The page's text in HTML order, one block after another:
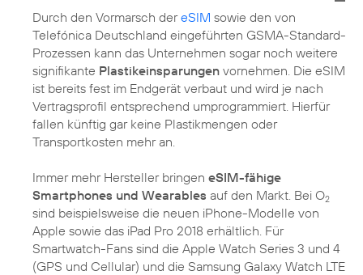
Durch den Vormarsch dereSIM sowie den von
Telefónica Deutschland eingeführten GSMA-Standard-
Prozessen kann das Unternehmen sogar noch weitere
signifikante Plastikeinsparungen vornehmen. Die eSIM
ist bereits fest im Endgerät verbaut und wird je nach
Vertragsprofil entsprechend umprogrammiert. Hierfür
fallen künftig gar keine Plastikmengen oder
Transportkosten mehr an.
Immer mehr Hersteller bringen eSIM-fähige
Smartphones und Wearables auf den Markt. Bei O2
sind beispielsweise die neuen iPhone-Modelle von
Apple sowie das iPad Pro 2018 erhältlich. Für
Smartwatch-Fans sind die Apple Watch Series 3 und 4
(GPS und Cellular) und die Samsung Galaxy Watch LTE